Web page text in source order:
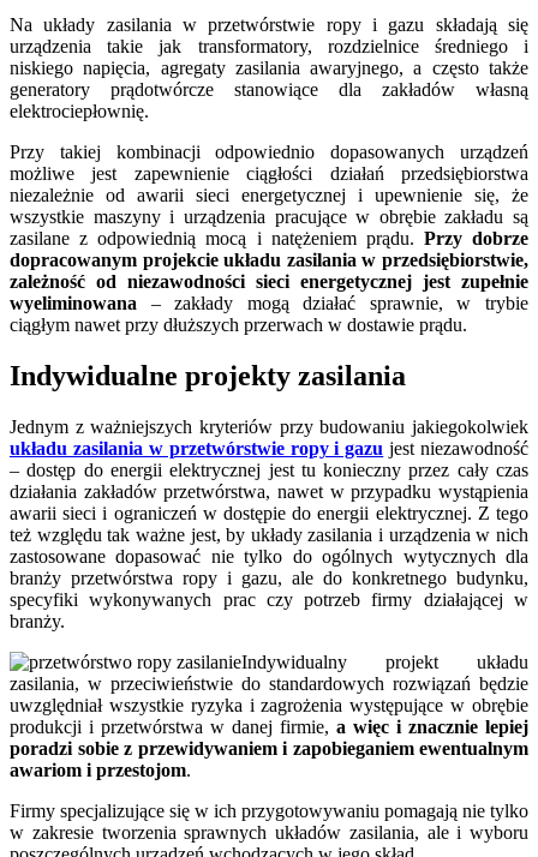
Na układy zasilania w przetwórstwie ropy i gazu składają się
urządzenia takie jak transformatory, rozdzielnice średniego i
niskiego napięcia, agregaty zasilania awaryjnego, a często także
generatory prądotwórcze stanowiące dla zakładów własną
elektrociepłownię.
Przy takiej kombinacji odpowiednio dopasowanych urządzeń
możliwe jest zapewnienie ciągłości działań przedsiębiorstwa
niezależnie od awarii sieci energetycznej i upewnienie się, że
wszystkie maszyny i urządzenia pracujące w obrębie zakładu są
zasilane z odpowiednią mocą i natężeniem prądu. Przy dobrze
dopracowanym projekcie układu zasilania w przedsiębiorstwie,
zależność od niezawodności sieci energetycznej jest zupełnie
wyeliminowana – zakłady mogą działać sprawnie, w trybie
ciągłym nawet przy dłuższych przerwach w dostawie prądu.
Indywidualne projekty zasilania
Jednym z ważniejszych kryteriów przy budowaniu jakiegokolwiek
układu zasilania w przetwórstwie ropy i gazu jest niezawodność
– dostęp do energii elektrycznej jest tu konieczny przez cały czas
działania zakładów przetwórstwa, nawet w przypadku wystąpienia
awarii sieci i ograniczeń w dostępie do energii elektrycznej. Z tego
też względu tak ważne jest, by układy zasilania i urządzenia w nich
zastosowane dopasować nie tylko do ogólnych wytycznych dla
branży przetwórstwa ropy i gazu, ale do konkretnego budynku,
specyfiki wykonywanych prac czy potrzeb firmy działającej w
branży.
Indywidualny projekt układu
zasilania, w przeciwieństwie do standardowych rozwiązań będzie
uwzględniał wszystkie ryzyka i zagrożenia występujące w obrębie
produkcji i przetwórstwa w danej firmie, a więc i znacznie lepiej
poradzi sobie z przewidywaniem i zapobieganiem ewentualnym
awariom i przestojom.
Firmy specjalizujące się w ich przygotowywaniu pomagają nie tylko
w zakresie tworzenia sprawnych układów zasilania, ale i wyboru